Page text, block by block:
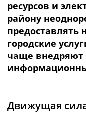
ресурсов и
району
предоставлять
городские
чаще внедряют
Движущая